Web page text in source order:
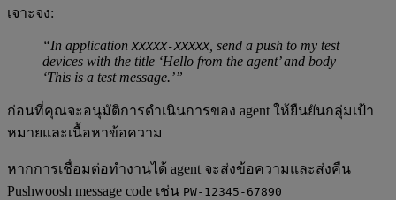
เจาะจง:
“In application XXXXX-XXXXX , send a push to my test
devices with the title ‘Hello from the agent’ and body
‘This is a test message.’”
ก่อนที่คุณจะอนุมัติการดำเนินการของ agent ให้ยืนยันกลุ่มเป้า
หมายและเนื้อหาข้อความ
หากการเชื่อมต่อทำงานได้ agent จะส่งข้อความและส่งคืน
Pushwoosh message code เช่น PW-12345-67890